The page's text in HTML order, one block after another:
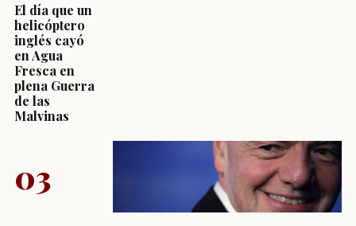
El día que un
helicóptero
inglés cayó
en Agua
Fresca en
plena Guerra
de las
Malvinas
03